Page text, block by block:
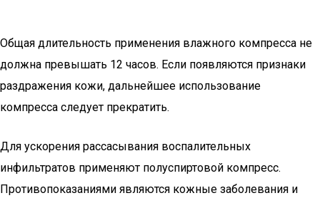
Общая длительность применения влажного компресса не
должна превышать 12 часов. Если появляются признаки
раздражения кожи, дальнейшее использование
компресса следует прекратить.
Для ускорения рассасывания воспалительных
инфильтратов применяют полуспиртовой компресс.
Противопоказаниями являются кожные заболевания и